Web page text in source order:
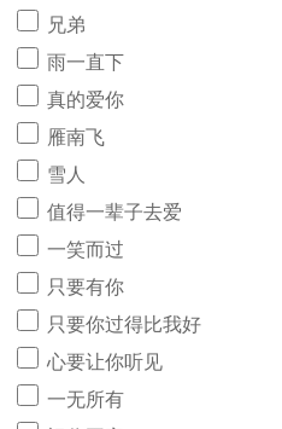
兄弟
雨一直下
真的爱你
雁南飞
雪人
值得一辈子去爱
一笑而过
只要有你
只要你过得比我好
心要让你听见
一无所有